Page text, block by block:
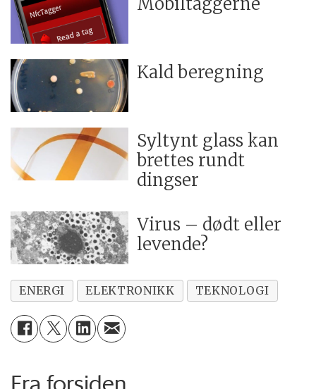
Kald beregning
Syltynt glass kan
brettes rundt
dingser
Virus – dødt eller
levende?
ENERGI ELEKTRONIKK TEKNOLOGI